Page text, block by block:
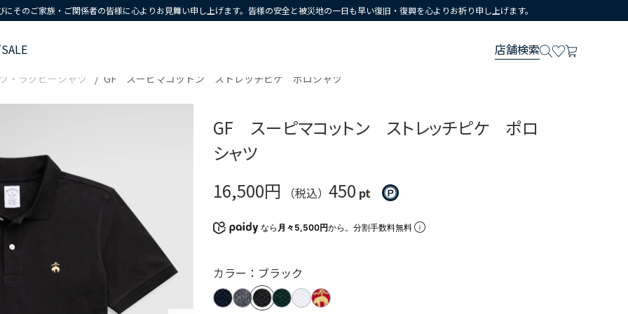
そのご家族・ご関係者の皆様に心よりお見舞い申し上げます。皆様の安全と被災地の一日も早い復旧・復興を心よりお祈り申し上げます。
SALE 店舗検索
・ラグビーシャツ GF スーピマコットン ストレッチピケ ポロシャツ
GF スーピマコットン ストレッチピケ ポロ
シャツ
16,500円
（税込）450 pt
なら 月々5,500円から。分割手数料無料
カラー：ブラック